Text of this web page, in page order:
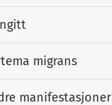
migrans
manifestasjoner